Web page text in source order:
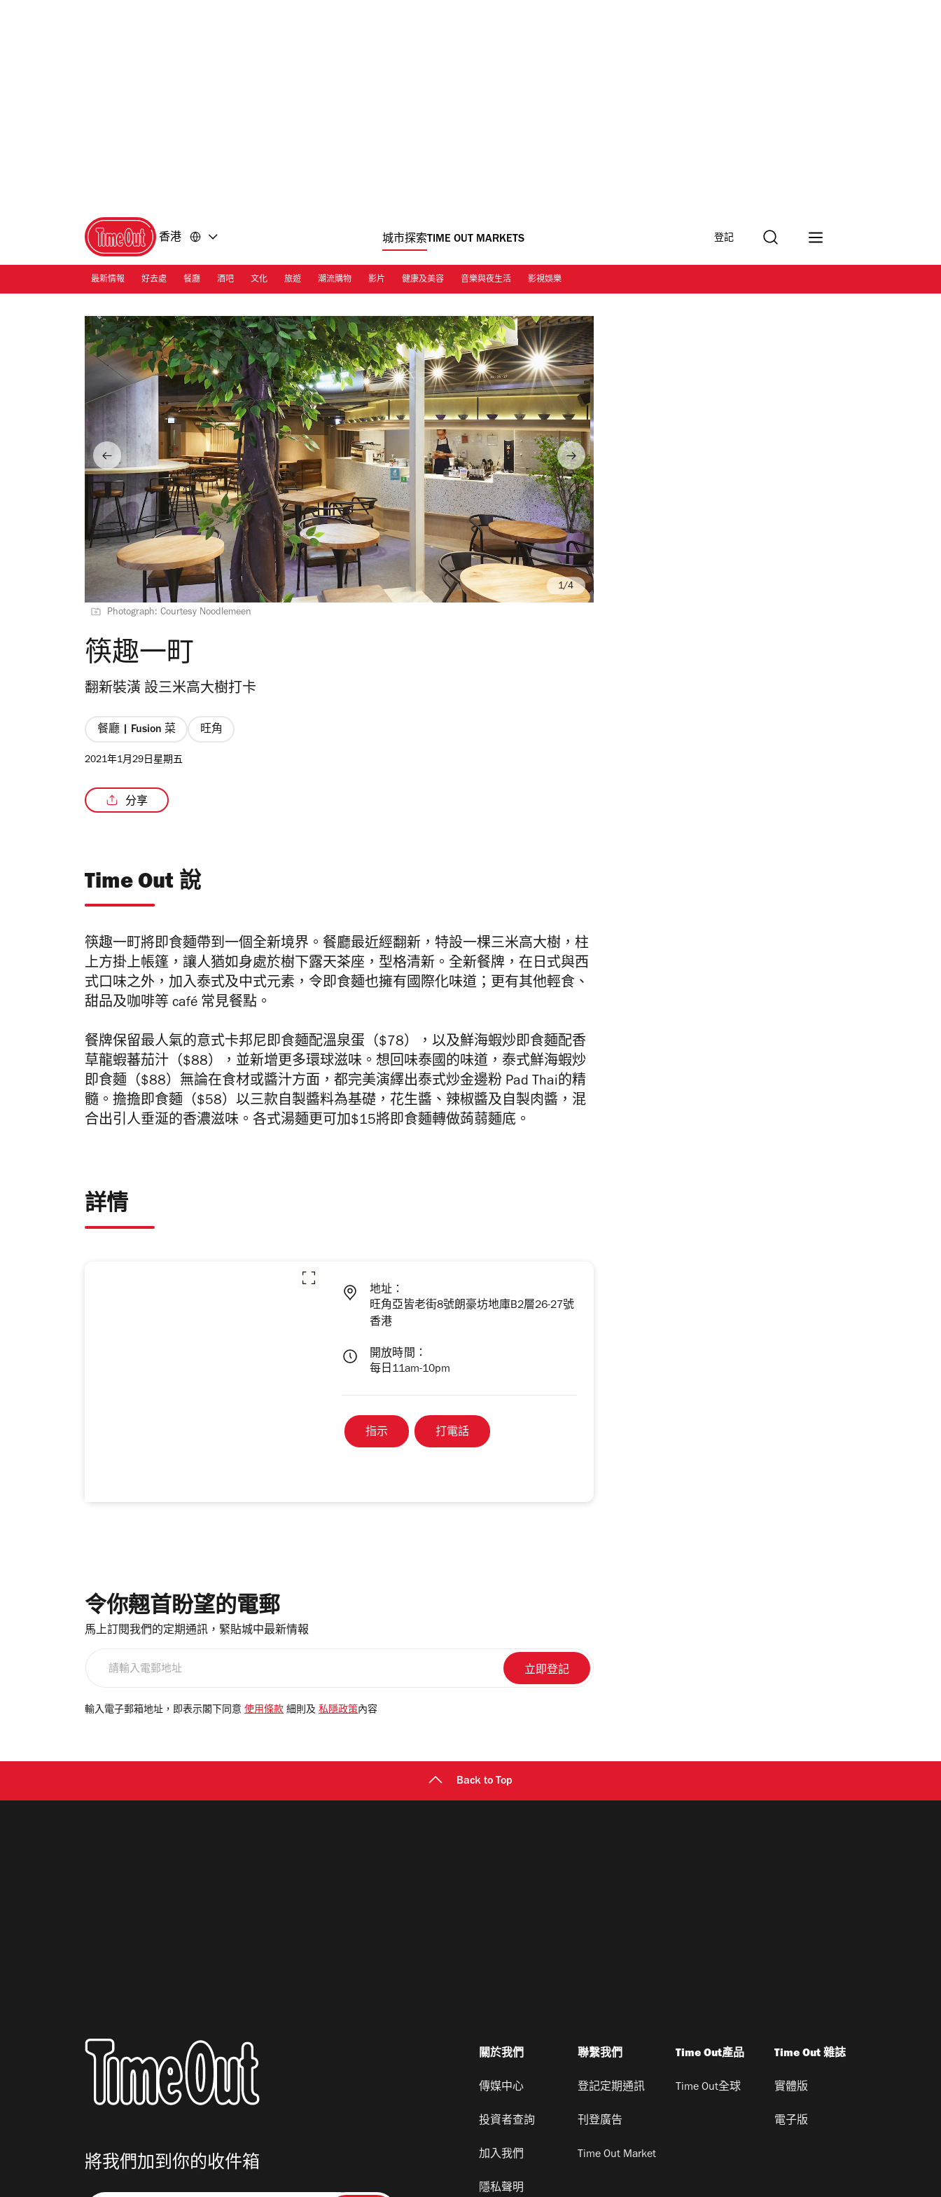
香港 城市探索TIME OUT MARKETS 登記
最新情報 好去處 餐廳 酒吧 文化 旅遊 潮流購物 影片 健康及美容 音樂與夜生活 影視娛樂
Photograph: Courtesy Noodlemeen
/4
筷趣一町
翻新裝潢 設三米高大樹打卡
餐廳 | Fusion 菜 旺角
2021年1月29日星期五
分享
Time Out 說
筷趣一町將即食麵帶到一個全新境界 。餐廳最近經翻新， 特設一棵三米高大樹， 柱
上方掛上帳篷，讓人猶如身處於樹下露天茶座，型格清新。 全新餐牌，在日式與西
式口味之外，加入泰式及中式元素， 令即食麵也擁有國際化味道； 更有其他輕食、
甜品及咖啡等 café 常見餐點。
餐牌保留最人氣的意式卡邦尼即食麵配溫泉蛋（$78），以及鮮海蝦炒即食麵配香
草龍蝦蕃茄汁（$88），並新增更多環球滋味。 想回味泰國的味道，泰式鮮海蝦炒
即食麵（$88）無論在食材或醬汁方面，都完美演繹出泰式炒金邊粉 Pad Thai的精
髓。擔擔即食麵（$58）以三款自製醬料為基礎，花生醬、辣椒醬及自製肉醬，混
合出引人垂涎的香濃滋味。各式湯麵更可加$15將即食麵轉做蒟蒻麵底。
詳情
地址：
旺角亞皆老街8號朗豪坊地庫B2層26-27號
香港
開放時間：
每日11am-10pm
指示 打電話
令你翹首盼望的電郵
馬上訂閱我們的定期通訊，緊貼城中最新情報
電
輸入電子郵箱地址，即表示閣下同意 使用條款 細則及 私隱政策 內容
Back to Top
將我們加到你的收件箱
關於我們
傳媒中心
投資者查詢
加入我們
隱私聲明
聯繫我們
登記定期通訊
刊登廣告
Time Out Market
Time Out產品
Time Out全球
Time Out 雜誌
實體版
電子版